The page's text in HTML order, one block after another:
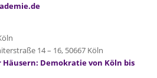
14 – 16, 50667 Köln
Demokratie von Köln bis